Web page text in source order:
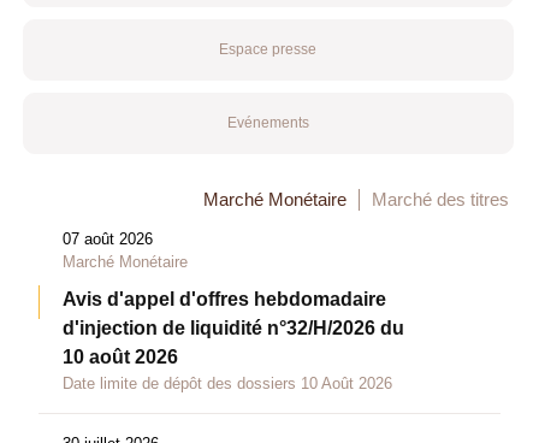
Espace presse
Evénements
Marché Monétaire Marché des titres
07 août 2026
Marché Monétaire
Avis d'appel d'offres hebdomadaire
d'injection de liquidité n°32/H/2026 du
10 août 2026
Date limite de dépôt des dossiers 10 Août 2026